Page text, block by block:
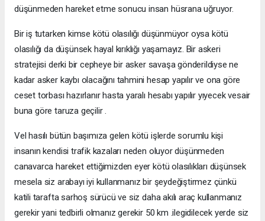
düşünmeden hareket etme sonucu insan hüsrana uğruyor.
Bir iş tutarken kimse kötü olasılığı düşünmüyor oysa kötü
olasılığı da düşünsek hayal kırıklığı yaşamayız. Bir askeri
stratejisi derki bir cepheye bir asker savaşa gönderildiyse ne
kadar asker kaybı olacağını tahmini hesap yapılır ve ona göre
ceset torbası hazırlanır hasta yaralı hesabı yapılır yıyecek vesair
buna göre taruza geçilir .
Vel hasılı bütün başımıza gelen kötü işlerde sorumlu kişi
insanın kendisi trafik kazaları neden oluyor düşünmeden
canavarca hareket ettiğimizden eyer kötü olasılıkları düşünsek
mesela siz arabayı iyi kullanmanız bir şeydeğiştirmez çünkü
katili tarafta sarhoş sürücü ve siz daha akılı araç kullanmanız
gerekir yani tedbirli olmanız gerekir 50 km .ilegidilecek yerde siz